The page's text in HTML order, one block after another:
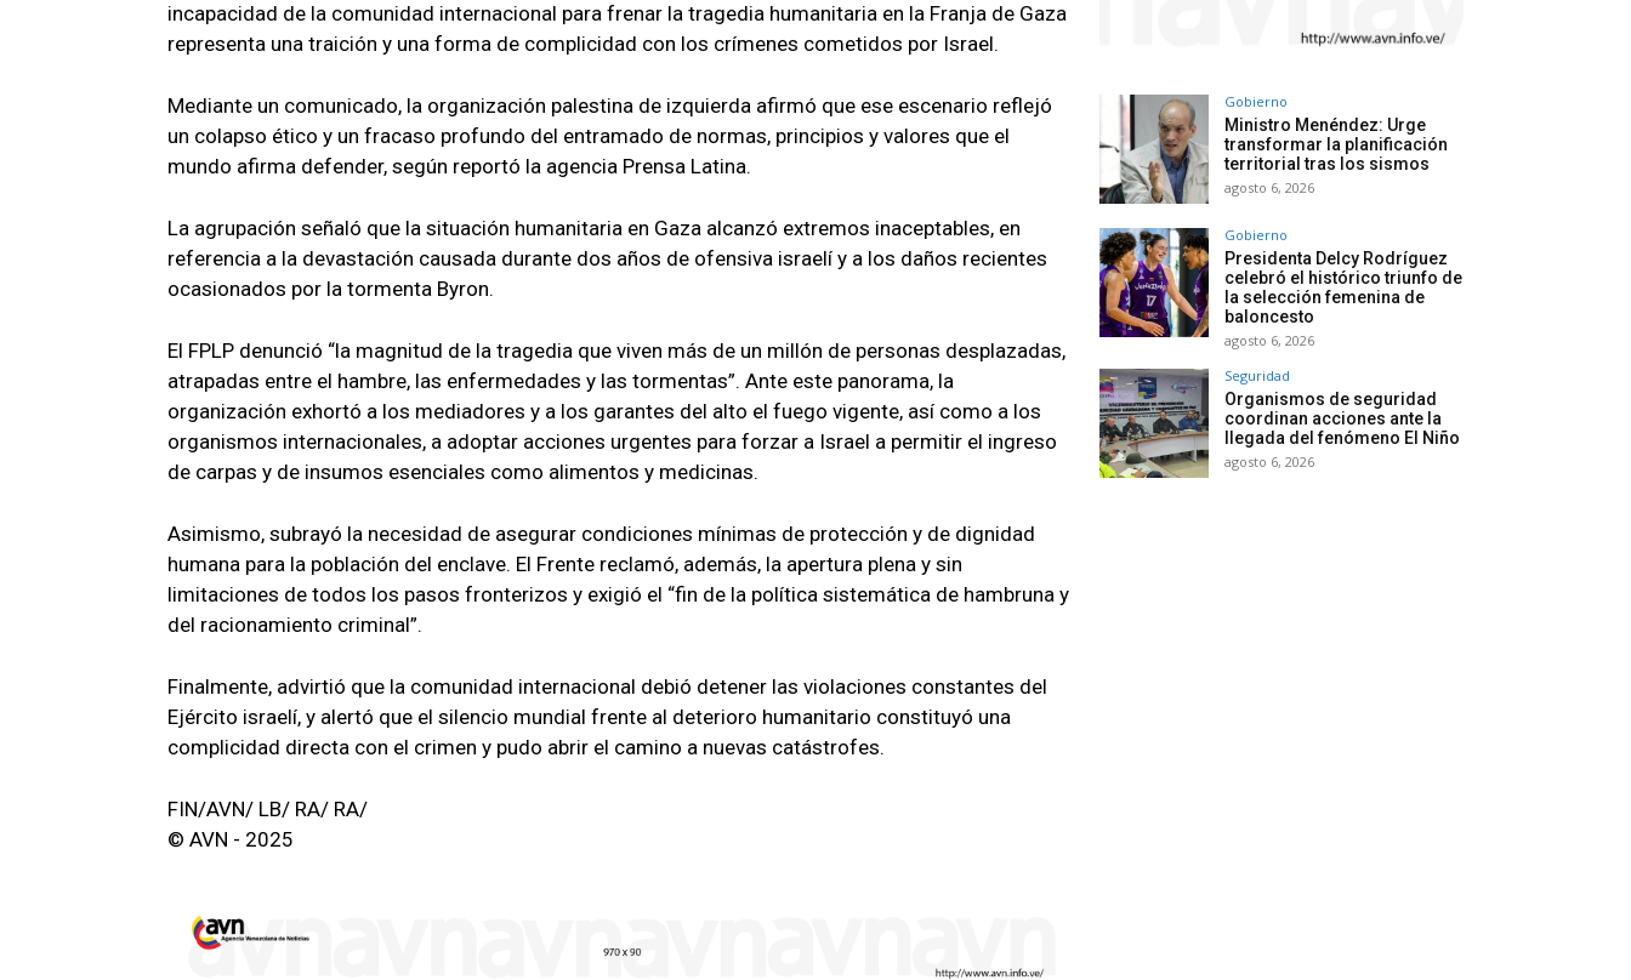
incapacidad de la comunidad internacional para frenar la tragedia humanitaria en la Franja de Gaza
representa una traición y una forma de complicidad con los crímenes cometidos por Israel.
Mediante un comunicado, la organización palestina de izquierda afirmó que ese escenario reflejó
un colapso ético y un fracaso profundo del entramado de normas, principios y valores que el
mundo afirma defender, según reportó la agencia Prensa Latina.
La agrupación señaló que la situación humanitaria en Gaza alcanzó extremos inaceptables, en
referencia a la devastación causada durante dos años de ofensiva israelí y a los daños recientes
ocasionados por la tormenta Byron.
El FPLP denunció “la magnitud de la tragedia que viven más de un millón de personas desplazadas,
atrapadas entre el hambre, las enfermedades y las tormentas”. Ante este panorama, la
organización exhortó a los mediadores y a los garantes del alto el fuego vigente, así como a los
organismos internacionales, a adoptar acciones urgentes para forzar a Israel a permitir el ingreso
de carpas y de insumos esenciales como alimentos y medicinas.
Asimismo, subrayó la necesidad de asegurar condiciones mínimas de protección y de dignidad
humana para la población del enclave. El Frente reclamó, además, la apertura plena y sin
limitaciones de todos los pasos fronterizos y exigió el “fin de la política sistemática de hambruna y
del racionamiento criminal”.
Finalmente, advirtió que la comunidad internacional debió detener las violaciones constantes del
Ejército israelí, y alertó que el silencio mundial frente al deterioro humanitario constituyó una
complicidad directa con el crimen y pudo abrir el camino a nuevas catástrofes.
FIN/AVN/ LB/ RA/ RA/
© AVN - 2025
Gobierno
Ministro Menéndez: Urge
transformar la planificación
territorial tras los sismos
agosto 6, 2026
Gobierno
Presidenta Delcy Rodríguez
celebró el histórico triunfo de
la selección femenina de
baloncesto
agosto 6, 2026
Seguridad
Organismos de seguridad
coordinan acciones ante la
llegada del fenómeno El Niño
agosto 6, 2026